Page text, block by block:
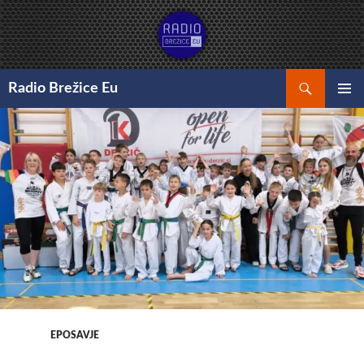
Preskoči
na
vsebino
Radio Brežice Eu
GLAVNI
MENI
EPOSAVJE